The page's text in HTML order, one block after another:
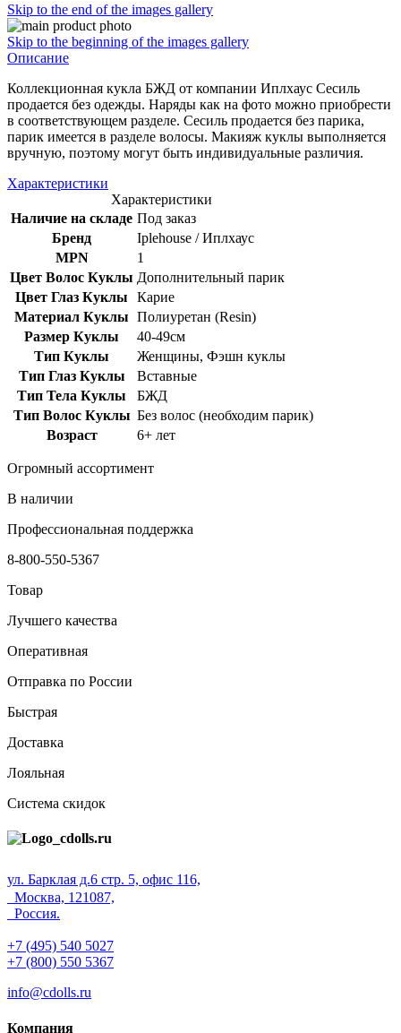
Skip to the end of the images gallery
Skip to the beginning of the images gallery
Описание
Коллекционная кукла БЖД от компании Иплхаус Сесиль
продается без одежды. Наряды как на фото можно приобрести
в соответствующем разделе. Сесиль продается без парика,
парик имеется в разделе волосы. Макияж куклы выполняется
вручную, поэтому могут быть индивидуальные различия.
Характеристики
Характеристики
Наличие на складе Под заказ
Бренд
Iplehouse / Иплхаус
MPN
1
Цвет Волос Куклы Дополнительный парик
Цвет Глаз Куклы
Карие
Материал Куклы Полиуретан (Resin)
Размер Куклы
40-49см
Тип Куклы
Женщины, Фэшн куклы
Тип Глаз Куклы
Вставные
Тип Тела Куклы
БЖД
Тип Волос Куклы Без волос (необходим парик)
Возраст
6+ лет
Огромный ассортимент
В наличии
Профессиональная поддержка
8-800-550-5367
Товар
Лучшего качества
Оперативная
Отправка по России
Быстрая
Доставка
Лояльная
Система скидок
ул. Барклая д.6 стр. 5, офис 116,
Москва, 121087,
Россия.
+7 (495) 540 5027
+7 (800) 550 5367
info@cdolls.ru
Компания